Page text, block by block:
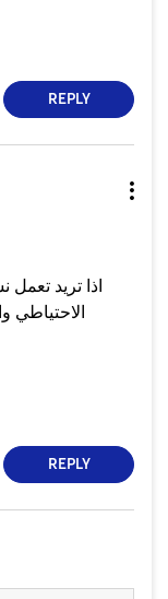
REPLY
اذا تريد
الاحتياطي
REPLY